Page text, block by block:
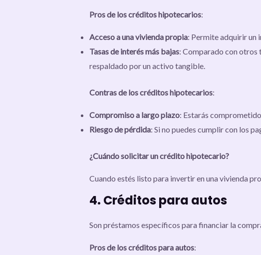
Pros de los créditos hipotecarios:
Acceso a una vivienda propia: Permite adquirir un
Tasas de interés más bajas: Comparado con otros
respaldado por un activo tangible.
Contras de los créditos hipotecarios:
Compromiso a largo plazo: Estarás
Riesgo de pérdida: Si no puedes cumplir con los
¿Cuándo solicitar un crédito hipotecario?
Cuando estés listo para invertir en una vivienda
4. Créditos para autos
Son préstamos específicos para financiar la
Pros de los créditos para autos: